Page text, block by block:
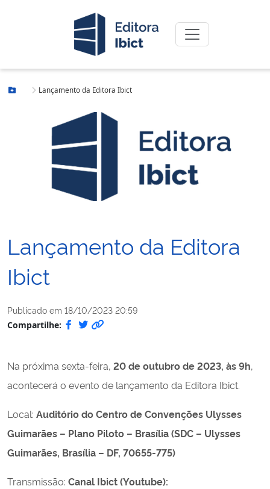
Botão Menu
Lançamento da Editora Ibict
Lançamento da Editora
Ibict
Publicado em 18/10/2023 20:59
Compartilhe:
Na próxima sexta-feira, 20 de outubro de 2023, às 9h,
acontecerá o evento de lançamento da Editora Ibict.
Local: Auditório do Centro de Convenções Ulysses
Guimarães – Plano Piloto – Brasília (SDC – Ulysses
Guimarães, Brasília – DF, 70655-775)
Transmissão: Canal Ibict (Youtube):